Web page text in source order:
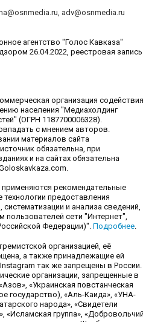
, adv@osnmedia.ru
агентство "Голос Кавказа"
26.04.2022, реестровая запись
организация содействия
населения "Медиахолдинг
(ОГРН 1187700006328).
с мнением авторов.
материалов сайта
обязательна, при
и на сайтах обязательна
рекомендательные
предоставления
и анализа сведений,
пользователей сети "Интернет",
Федерации)". Подробнее.
организацией, её
а также принадлежащие ей
так же запрещены в России.
организации, запрещенные в
«Украинская повстанческая
государство), «Аль-Каида», «УНА-
народа», «Свидетели
«Исламская группа»,